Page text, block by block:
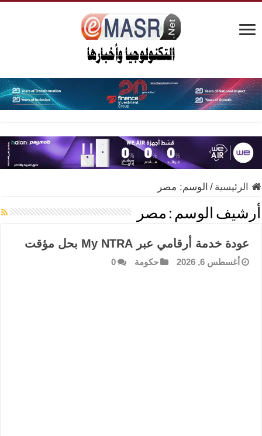
الرئيسية / الوسم: مصر
أرشيف الوسم : مصر
عودة خدمة أرقامي عبر My NTRA بحل مؤقت
أغسطس 6, 2026 حكومة 0